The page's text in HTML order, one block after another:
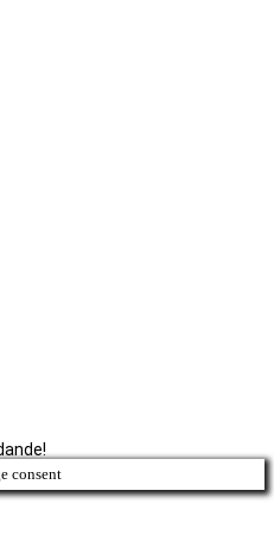
consent